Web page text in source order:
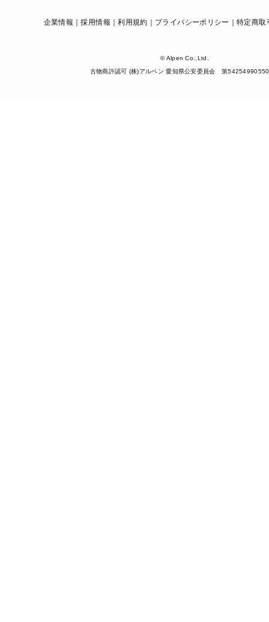
企業情報 採用情報 利用規約 プライバシーポリシー 特定商取
© Alpen Co.,Ltd.
古物商許認可 (株)アルペン 愛知県公安委員会 第